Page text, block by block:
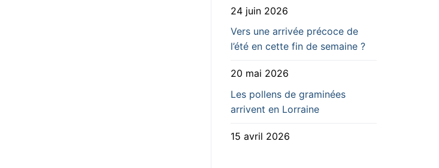
24 juin 2026
Vers une arrivée précoce de
l’été en cette fin de semaine ?
20 mai 2026
Les pollens de graminées
arrivent en Lorraine
15 avril 2026